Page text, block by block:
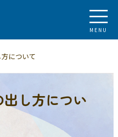
MENU
について
し方につい